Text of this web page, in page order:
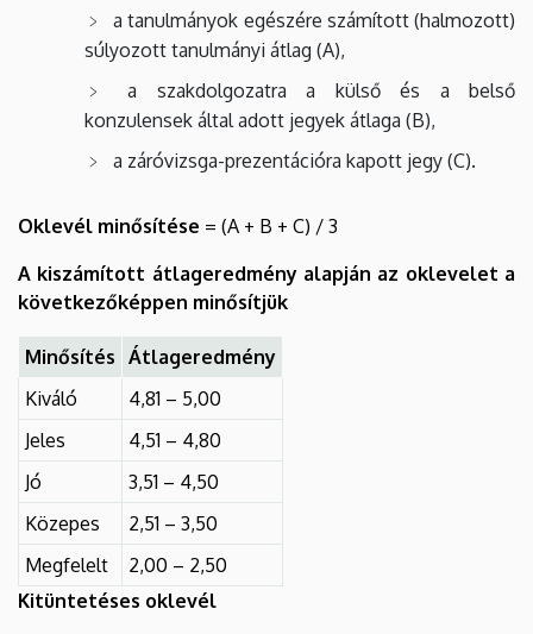
a tanulmányok egészére számított (halmozott)
súlyozott tanulmányi átlag (A),
a szakdolgozatra a külső és a belső
konzulensek által adott jegyek átlaga (B),
a záróvizsga-prezentációra kapott jegy (C).
Oklevél minősítése = (A + B + C) / 3
A kiszámított átlageredmény alapján az oklevelet a
következőképpen minősítjük
Minősítés Átlageredmény
Kiváló
4,81 – 5,00
Jeles
4,51 – 4,80
Jó
3,51 – 4,50
Közepes
2,51 – 3,50
Megfelelt
2,00 – 2,50
Kitüntetéses oklevél